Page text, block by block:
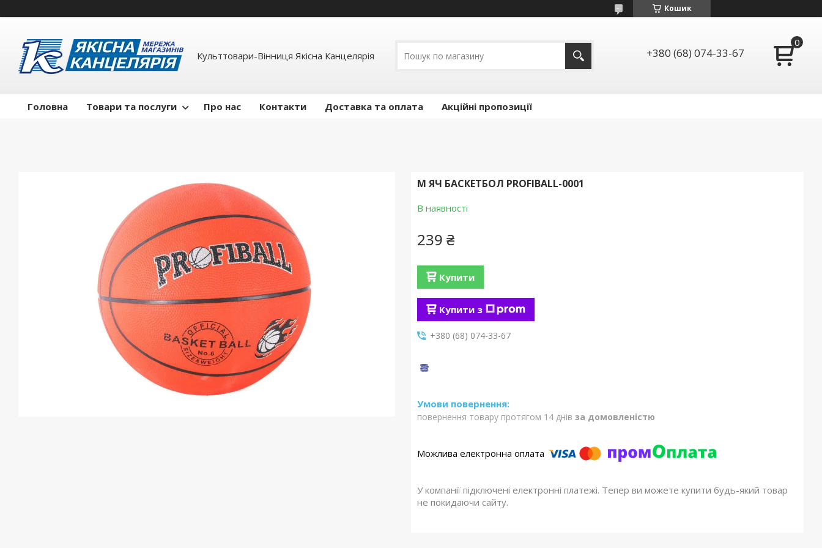
Кошик
Культтовари-Вінниця Якісна Канцелярія +380 (68) 074-33-67
Головна Товари та послуги Про нас Контакти Доставка та оплата Акційні пропозиції
М ЯЧ БАСКЕТБОЛ PROFIBALL-0001
В наявності
239 ₴
Купити
Купити з
+380 (68) 074-33-67
повернення товару протягом 14 днів за домовленістю
У компанії підключені електронні платежі. Тепер ви можете купити будь-який товар
не покидаючи сайту.